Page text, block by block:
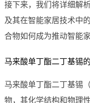
接下来，我们将详细解
及其在智能家居技术中
合物如何成为推动智能
马来酸单丁酯二丁基锡
马来酸单丁酯二丁基锡
物，其化学结构和物理